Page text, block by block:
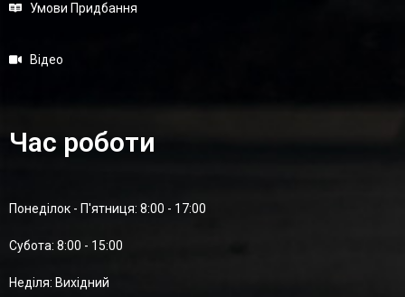
Умови Придбання
Відео
Час роботи
Понеділок - П'ятниця: 8:00 - 17:00
Суботa: 8:00 - 15:00
Неділя: Вихідний